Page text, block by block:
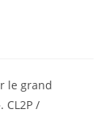
le grand
CL2P /